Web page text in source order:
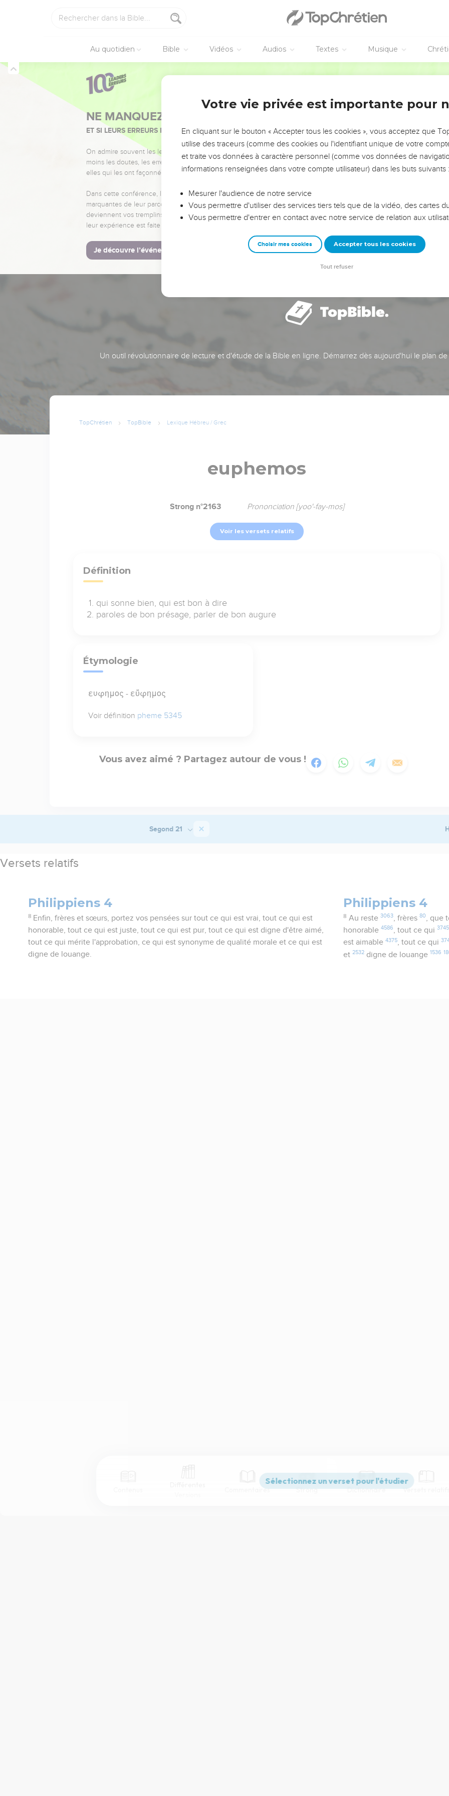
Au quotidien Bible Vidéos Audios Textes Musique
NE MANQUEZ PAS L’ÉVÉNEMENT DE L’ANNÉE !
ET SI LEURS ERREURS POUVAIENT VOUS ÉVITER LES VOTRES ?
On admire souvent les leaders pour leurs réussites, leur impact, leur foi ou leur vision. Mais on voit
moins les doutes, les erreurs et les saisons difficiles qu'ils ont traversés, alors même que ce sont
elles qui les ont façonnés.
Dans cette conférence, leaders, entrepreneurs, et responsables reviennent sur les erreurs
marquantes de leur parcours et les clés pour avancer avec plus de sagesse afin que leurs erreurs
deviennent vos tremplins. Que vous guidiez un ministère, une équipe, un groupe ou une famille,
leur expérience est faite pour vous.
Je découvre l’événement
Un outil révolutionnaire de lecture et d'étude de la Bible en ligne. Démarrez dès aujourd'hui le plan
TopChrétien TopBible Lexique Hébreu / Grec
euphemos
Strong n°2163 Prononciation [yoo'-fay-mos]
Voir les versets relatifs
Définition
qui sonne bien, qui est bon à dire
paroles de bon présage, parler de bon augure
Étymologie
ευφημος - εὔφημος
Voir définition pheme 5345
Vous avez aimé ? Partagez autour de vous !
Commentaires Strong Dictionnaire Versets relatifs
Segond 21
Versets relatifs
Philippiens 4
8 Enfin, frères et sœurs, portez vos pensées sur tout ce qui est vrai, tout ce qui est
honorable, tout ce qui est juste, tout ce qui est pur, tout ce qui est digne d'être aimé,
tout ce qui mérite l'approbation, ce qui est synonyme de qualité morale et ce qui est
digne de louange.
Philippiens 4
8 Au reste 3063, frères 80 , que
honorable4586, tout ce qui3745
est aimable4375, tout ce qui
et2532 digne de louange 1536
Votre vie privée est importante pour
En cliquant sur le bouton « Accepter tous les cookies », vous acceptez que
utilise des traceurs (comme des cookies ou l'identifiant unique de votre
et traite vos données à caractère personnel (comme vos données de
informations renseignées dans votre compte utilisateur) dans les buts suivants :
Mesurer l'audience de notre service
Vous permettre d'utiliser des services tiers tels que de la vidéo, des cartes
Vous permettre d'entrer en contact avec notre service de relation aux
Choisir mes cookies Accepter tous les cookies
Tout refuser